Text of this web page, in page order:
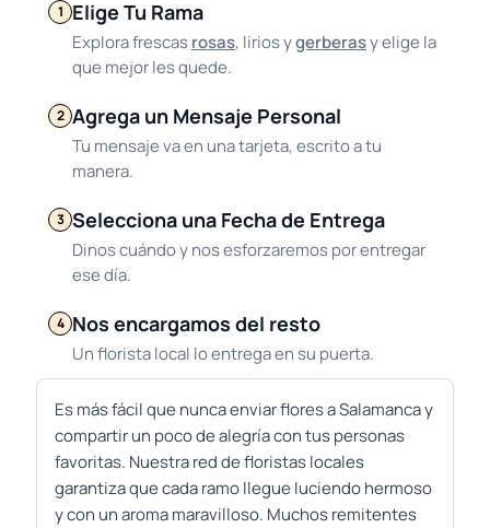
1 Elige Tu Rama
Explora frescasrosas, lirios ygerberasy elige la
que mejor les quede.
2 Agrega un Mensaje Personal
Tu mensaje va en una tarjeta, escrito a tu
manera.
3 Selecciona una Fecha de Entrega
Dinos cuándo y nos esforzaremos por entregar
ese día.
4 Nos encargamos del resto
Un florista local lo entrega en su puerta.
Es más fácil que nunca enviar flores a Salamanca y
compartir un poco de alegría con tus personas
favoritas. Nuestra red de floristas locales
garantiza que cada ramo llegue luciendo hermoso
y con un aroma maravilloso. Muchos remitentes